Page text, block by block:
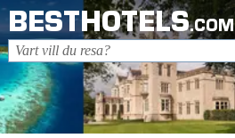
BESTHOTELS.COM